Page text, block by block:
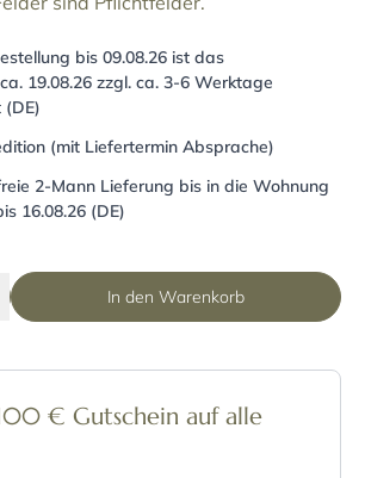
bis 09.08.26 ist das
19.08.26 zzgl. ca. 3-6 Werktage
(mit Liefertermin Absprache)
2-Mann Lieferung bis in die Wohnung
16.08.26 (DE)
In den Warenkorb
€ Gutschein auf alle